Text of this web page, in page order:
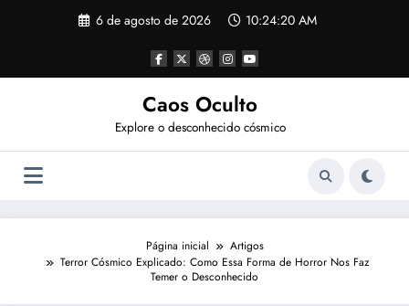
6 de agosto de 2026 10:24:21 AM
Caos Oculto
Explore o desconhecido cósmico
Página inicial
Artigos
Terror Cósmico Explicado: Como Essa Forma de Horror Nos Faz
Temer o Desconhecido